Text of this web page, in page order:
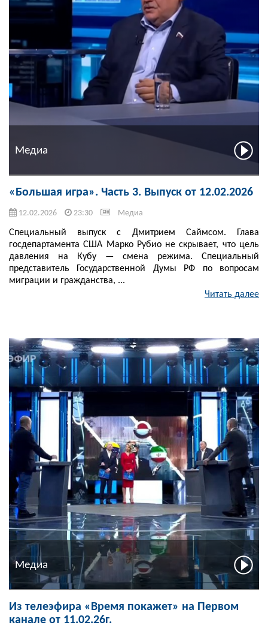
Медиа
«Большая игра». Часть 3. Выпуск от 12.02.2026
12.02.2026 23:30 Медиа
Специальный выпуск с Дмитрием Саймсом. Глава
госдепартамента США Марко Рубио не скрывает, что цель
давления на Кубу — смена режима. Специальный
представитель Государственной Думы РФ по вопросам
миграции и гражданства, ...
Читать далее
Медиа
Из телеэфира «Время покажет» на Первом
канале от 11.02.26г.